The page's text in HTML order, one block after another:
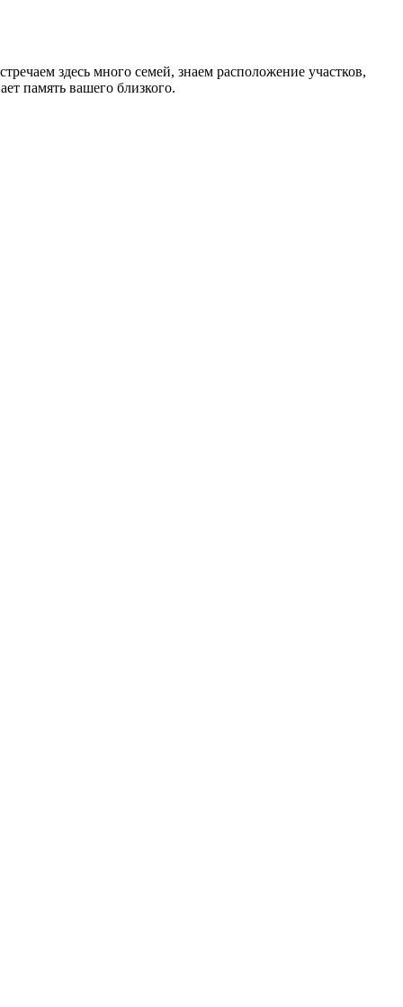
здесь много семей, знаем расположение участков,
память вашего близкого.